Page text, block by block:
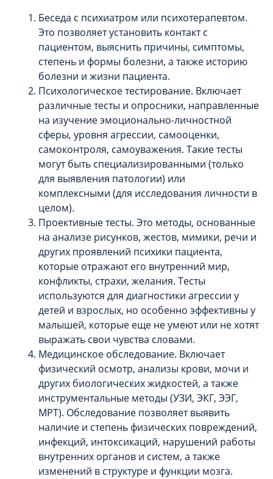
Беседа с психиатром или психотерапевтом.
Это позволяет установить контакт с
пациентом, выяснить причины, симптомы,
степень и формы болезни, а также историю
болезни и жизни пациента.
Психологическое тестирование. Включает
различные тесты и опросники, направленные
на изучение эмоционально-личностной
сферы, уровня агрессии, самооценки,
самоконтроля, самоуважения. Такие тесты
могут быть специализированными (только
для выявления патологии) или
комплексными (для исследования личности в
целом).
Проективные тесты. Это методы, основанные
на анализе рисунков, жестов, мимики, речи и
других проявлений психики пациента,
которые отражают его внутренний мир,
конфликты, страхи, желания. Тесты
используются для диагностики агрессии у
детей и взрослых, но особенно эффективны у
малышей, которые еще не умеют или не хотят
выражать свои чувства словами.
Медицинское обследование. Включает
физический осмотр, анализы крови, мочи и
других биологических жидкостей, а также
инструментальные методы (УЗИ, ЭКГ, ЭЭГ,
МРТ). Обследование позволяет выявить
наличие и степень физических повреждений,
инфекций, интоксикаций, нарушений работы
внутренних органов и систем, а также
изменений в структуре и функции мозга.